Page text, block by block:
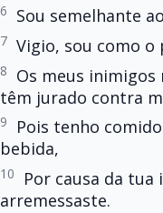
6 Sou semelhante
7 Vigio, sou como
8
Os meus
têm jurado contra
9
Pois tenho
bebida,
10
Por causa da
arremessaste.